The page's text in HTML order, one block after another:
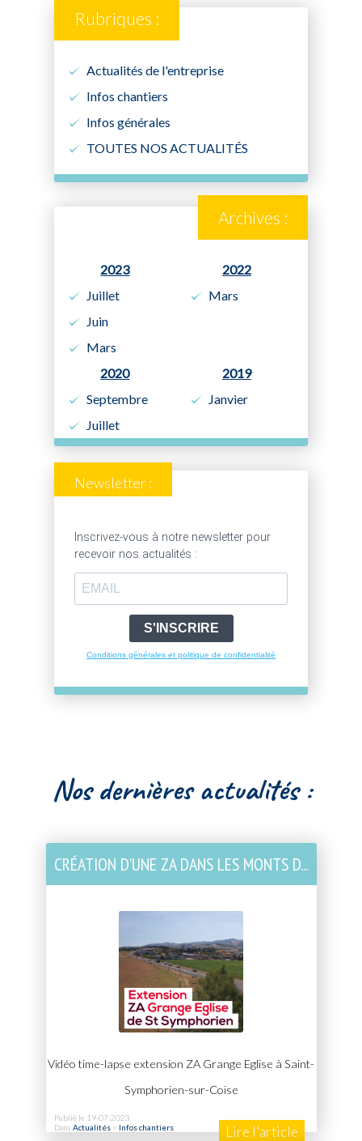
Rubriques :
Actualités de l'entreprise
Infos chantiers
Infos générales
TOUTES NOS ACTUALITÉS
Archives :
2023
Juillet
Juin
Mars
2022
Mars
2020
Septembre
Juillet
2019
Janvier
Newsletter :
Inscrivez-vous à notre newsletter pour
recevoir nos actualités :
S'INSCRIRE
Conditions générales et politique de confidentialité
Nos dernières actualités :
CRÉATION D'UNE ZA DANS LES MONTS D...
Vidéo time-lapse extension ZA Grange Eglise à Saint-
Symphorien-sur-Coise
Publié le 19-07-2023
Dans Actualités> Infos chantiers Lire l'article